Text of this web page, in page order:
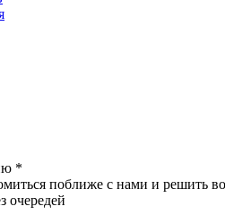
*
поближе с нами и решить
очередей